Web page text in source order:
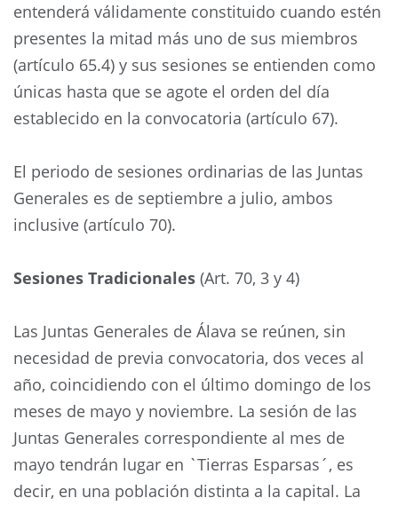
entenderá válidamente constituido cuando estén
presentes la mitad más uno de sus miembros
(artículo 65.4) y sus sesiones se entienden como
únicas hasta que se agote el orden del día
establecido en la convocatoria (artículo 67).
El periodo de sesiones ordinarias de las Juntas
Generales es de septiembre a julio, ambos
inclusive (artículo 70).
Sesiones Tradicionales (Art. 70, 3 y 4)
Las Juntas Generales de Álava se reúnen, sin
necesidad de previa convocatoria, dos veces al
año, coincidiendo con el último domingo de los
meses de mayo y noviembre. La sesión de las
Juntas Generales correspondiente al mes de
mayo tendrán lugar en `Tierras Esparsas´, es
decir, en una población distinta a la capital. La